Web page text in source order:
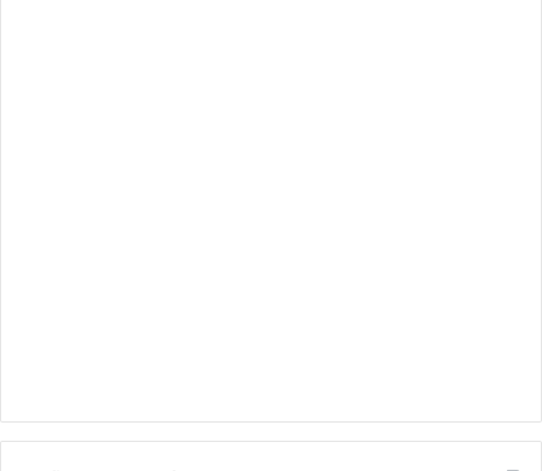
Audisat K10 Urus
Audisat K20 Huracan